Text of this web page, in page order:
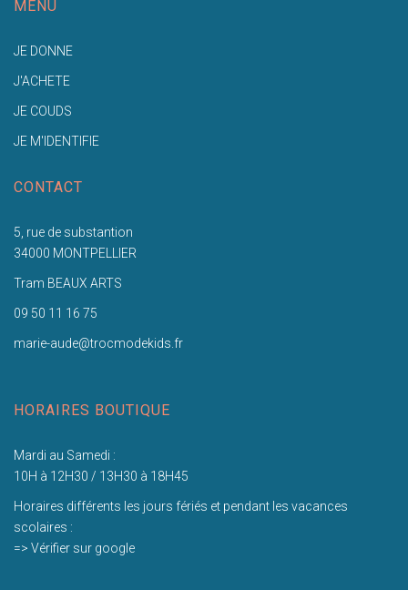
MENU
JE DONNE
J'ACHETE
JE COUDS
JE M'IDENTIFIE
CONTACT
5, rue de substantion
34000 MONTPELLIER
Tram BEAUX ARTS
09 50 11 16 75
marie-aude@trocmodekids.fr
HORAIRES BOUTIQUE
Mardi au Samedi :
10H à 12H30 / 13H30 à 18H45
Horaires différents les jours fériés et pendant les vacances
scolaires :
=> Vérifier sur google